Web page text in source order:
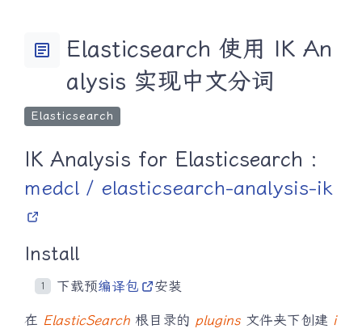
article
Elasticsearch 使用 IK An
alysis 实现中文分词
Elasticsearch
IK Analysis for Elasticsearch :
medcl / elasticsearch-analysis-ik
Install
下载预编译包 安装
在 ElasticSearch 根目录的 plugins 文件夹下创建 i